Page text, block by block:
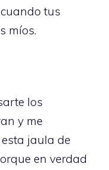
tus
míos.
los
y me
jaula de
en verdad